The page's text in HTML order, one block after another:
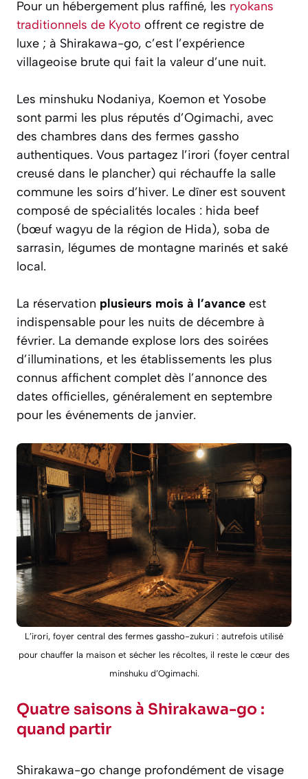
Pour un hébergement plus raffiné, les ryokans
traditionnels de Kyoto offrent ce registre de
luxe ; à Shirakawa-go, c’est l’expérience
villageoise brute qui fait la valeur d’une nuit.
Les minshuku Nodaniya, Koemon et Yosobe
sont parmi les plus réputés d’Ogimachi, avec
des chambres dans des fermes gassho
authentiques. Vous partagez l’irori (foyer central
creusé dans le plancher) qui réchauffe la salle
commune les soirs d’hiver. Le dîner est souvent
composé de spécialités locales : hida beef
(bœuf wagyu de la région de Hida), soba de
sarrasin, légumes de montagne marinés et saké
local.
La réservation plusieurs mois à l’avance est
indispensable pour les nuits de décembre à
février. La demande explose lors des soirées
d’illuminations, et les établissements les plus
connus affichent complet dès l’annonce des
dates officielles, généralement en septembre
pour les événements de janvier.
L’irori, foyer central des fermes gassho-zukuri : autrefois utilisé
pour chauffer la maison et sécher les récoltes, il reste le cœur des
minshuku d’Ogimachi.
Quatre saisons à Shirakawa-go :
quand partir
Shirakawa-go change profondément de visage